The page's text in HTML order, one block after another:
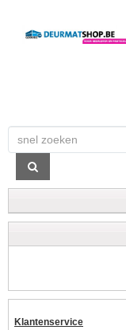
Klantenservice